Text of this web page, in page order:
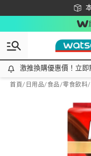
激推換購優惠價！立即點
激推換購優惠價！立即
首頁/ 日用品/食品/零食飲料/